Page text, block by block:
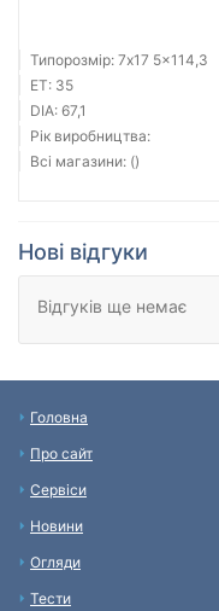
Типорозмір: 7x17 5x114,3
ET: 35
DIA: 67,1
Рік виробництва:
Всі магазини: ()
Нові відгуки
Відгуків ще немає
Головна
Про сайт
Сервіси
Новини
Огляди
Тести